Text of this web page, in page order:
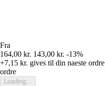
Fra
164,00 kr. 143,00 kr. -13%
+7,15 kr. gives til din naeste ordre
ordre
Loading...